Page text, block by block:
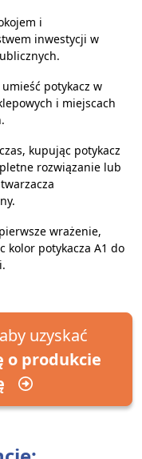
i
inwestycji w
potykacz w
i miejscach
kupując potykacz
rozwiązanie lub
wrażenie,
kolor potykacza A1 do
uzyskać
o produkcie